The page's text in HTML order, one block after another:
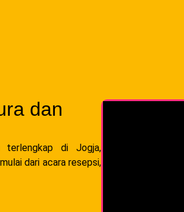
dan
terlengkap di Jogja,
dari acara resepsi,